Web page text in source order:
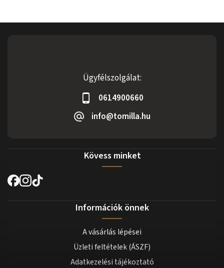
Ügyfélszolgálat:
0614900660
info@tomilla.hu
Kövess minket
Információk önnek
A vásárlás lépései
Üzleti feltételek (ÁSZF)
Adatkezelési tájékoztató